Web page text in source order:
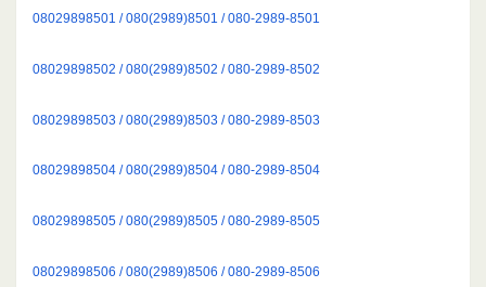
08029898501 / 080(2989)8501 / 080-2989-8501
08029898502 / 080(2989)8502 / 080-2989-8502
08029898503 / 080(2989)8503 / 080-2989-8503
08029898504 / 080(2989)8504 / 080-2989-8504
08029898505 / 080(2989)8505 / 080-2989-8505
08029898506 / 080(2989)8506 / 080-2989-8506